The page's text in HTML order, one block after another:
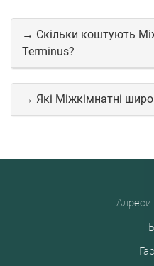
→ Скільки коштують
Terminus?
→ Які Міжкімнатні
Адреси